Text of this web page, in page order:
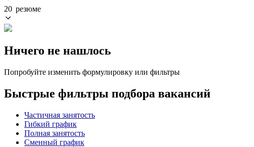
20 резюме
Ничего не нашлось
Попробуйте изменить формулировку или фильтры
Быстрые фильтры подбора вакансий
Частичная занятость
Гибкий график
Полная занятость
Сменный график